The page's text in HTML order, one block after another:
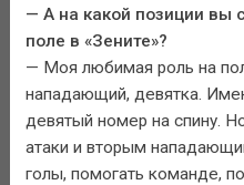
— А на какой позиции вы
поле в «Зените»?
— Моя любимая роль на
нападающий, девятка.
девятый номер на спину.
атаки и вторым
голы, помогать команде,